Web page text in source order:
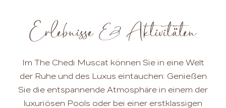
Erlebnisse & Aktivitäten
Im The Chedi Muscat können Sie in eine Welt
der Ruhe und des Luxus eintauchen: Genießen
Sie die entspannende Atmosphäre in einem der
luxuriösen Pools oder bei einer erstklassigen